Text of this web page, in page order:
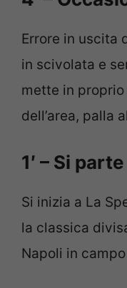
Errore in uscita
in scivolata e
mette in
dell’area, palla
1′ – Si parte
Si inizia a La
la classica
Napoli in